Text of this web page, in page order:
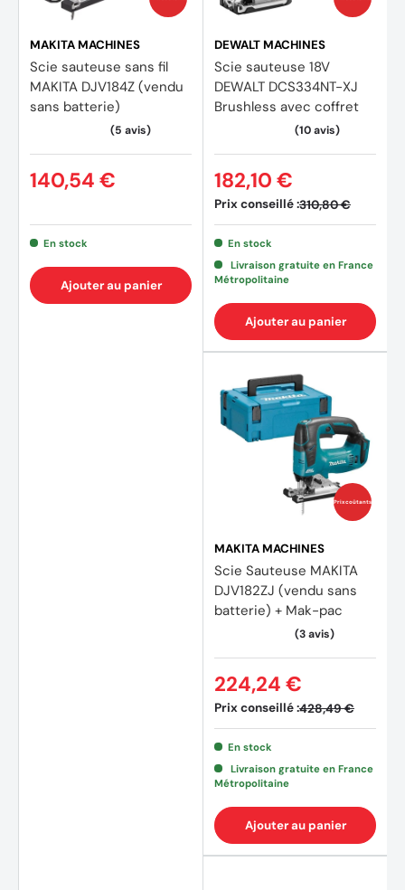
MAKITA MACHINES
Scie sauteuse sans fil
MAKITA DJV184Z (vendu
sans batterie)
140,54 €
En stock
Ajouter au panier
DEWALT MACHINES
Scie sauteuse 18V
DEWALT DCS334NT-XJ
Brushless avec coffret
Prix conseillé :310,80 €
182,10 €
En stock
Livraison gratuite en France
Métropolitaine
Ajouter au panier
Prix coûtants
MAKITA MACHINES
Scie Sauteuse MAKITA
DJV182ZJ (vendu sans
batterie) + Mak-pac
Prix conseillé :428,49 €
224,24 €
En stock
Livraison gratuite en France
Métropolitaine
Ajouter au panier